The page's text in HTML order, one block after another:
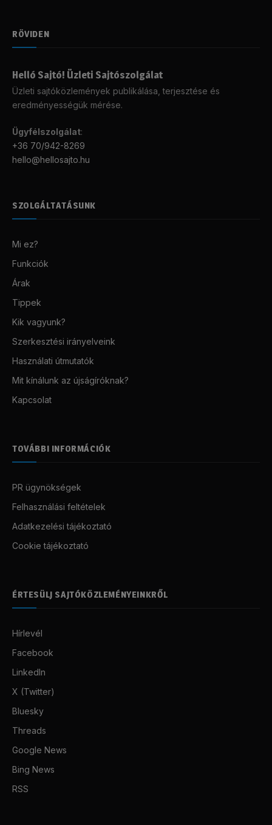
RÖVIDEN
Helló Sajtó! Üzleti Sajtószolgálat
Üzleti sajtóközlemények publikálása, terjesztése és
eredményességük mérése.
Ügyfélszolgálat:
+36 70/942-8269
hello@hellosajto.hu
SZOLGÁLTATÁSUNK
Mi ez?
Funkciók
Árak
Tippek
Kik vagyunk?
Szerkesztési irányelveink
Használati útmutatók
Mit kínálunk az újságíróknak?
Kapcsolat
TOVÁBBI INFORMÁCIÓK
PR ügynökségek
Felhasználási feltételek
Adatkezelési tájékoztató
Cookie tájékoztató
ÉRTESÜLJ SAJTÓKÖZLEMÉNYEINKRŐL
Hírlevél
Facebook
LinkedIn
X (Twitter)
Bluesky
Threads
Google News
Bing News
RSS